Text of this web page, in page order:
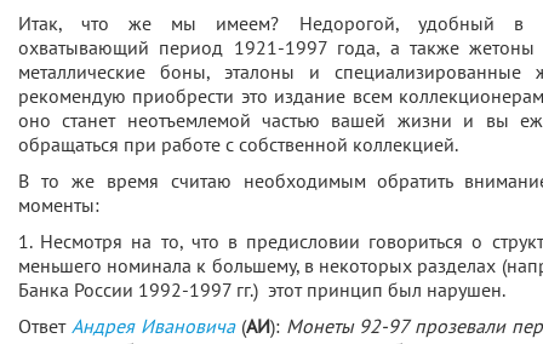
Итак, что же мы имеем? Недорогой, удобный в
охватывающий период 1921-1997 года, а также жетоны
металлические боны, эталоны и специализированные
рекомендую приобрести это издание всем
оно станет неотъемлемой частью вашей жизни и вы
обращаться при работе с собственной коллекцией.
В то же время считаю необходимым обратить
моменты:
1. Несмотря на то, что в предисловии говориться о
меньшего номинала к большему, в некоторых разделах
Банка России 1992-1997 гг.) этот принцип был нарушен.
Ответ Андрея Ивановича(АИ): Монеты 92-97 прозевали